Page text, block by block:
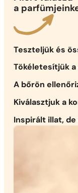
a
Teszteljük és
Tökéletesítjük
A bőrön
Kiválasztjuk a
Inspirált illat,